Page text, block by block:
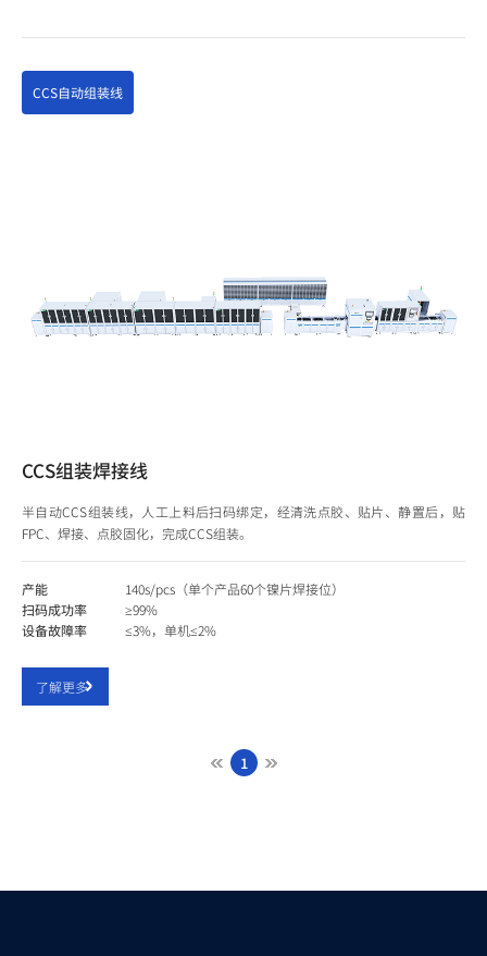
CCS自动组装线
CCS组装焊接线
半自动CCS组装线，人工上料后扫码绑定，经清洗点胶、贴片、静置后，贴
FPC、焊接、点胶固化，完成CCS组装。
产能
140s/pcs（单个产品60个镍片焊接位）
扫码成功率
≥99%
设备故障率
≤3%，单机≤2%
了解更多
1